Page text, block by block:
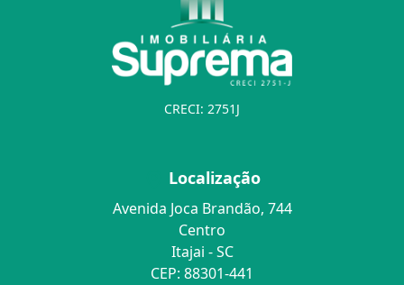
CRECI: 2751J
Localização
Avenida Joca Brandão, 744
Centro
Itajai - SC
CEP: 88301-441